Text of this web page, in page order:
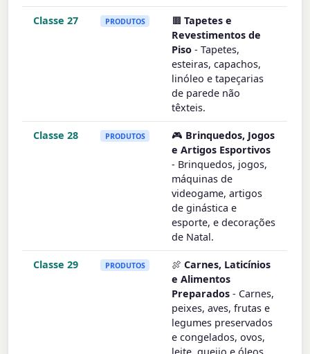
Classe 27 PRODUTOS 🟫Tapetes e
Revestimentos de
Piso - Tapetes,
esteiras, capachos,
linóleo e tapeçarias
de parede não
têxteis.
Classe 28 PRODUTOS 🎮 Brinquedos, Jogos
e Artigos Esportivos
- Brinquedos, jogos,
máquinas de
videogame, artigos
de ginástica e
esporte, e decorações
de Natal.
Classe 29 PRODUTOS 🍖Carnes, Laticínios
e Alimentos
Preparados - Carnes,
peixes, aves, frutas e
legumes preservados
e congelados, ovos,